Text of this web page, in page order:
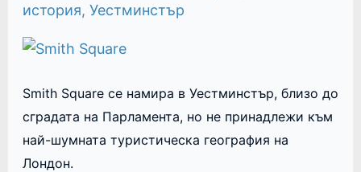
история, Уестминстър
Smith Square се намира в Уестминстър, близо до
сградата на Парламента, но не принадлежи към
най-шумната туристическа география на
Лондон.